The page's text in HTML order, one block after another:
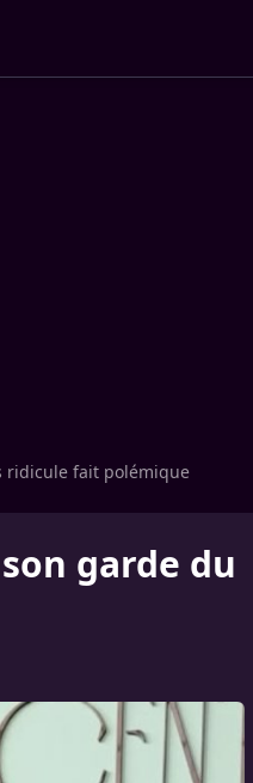
ridicule fait polémique
garde du